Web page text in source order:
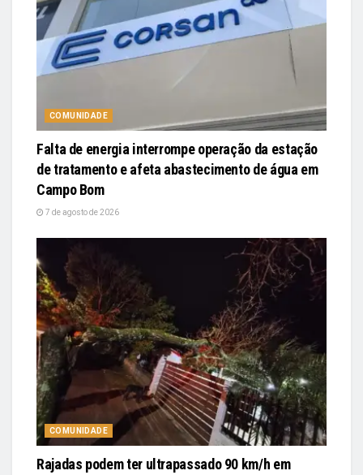
COMUNIDADE
Falta de energia interrompe operação da estação
de tratamento e afeta abastecimento de água em
Campo Bom
7 de agosto de 2026
COMUNIDADE
Rajadas podem ter ultrapassado 90 km/h em